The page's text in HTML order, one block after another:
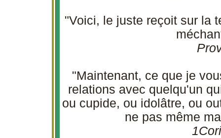
"Voici, le juste reçoit sur la
"Maintenant, ce que je
relations avec quelqu'un
ou cupide, ou idolâtre, ou
ne pas même